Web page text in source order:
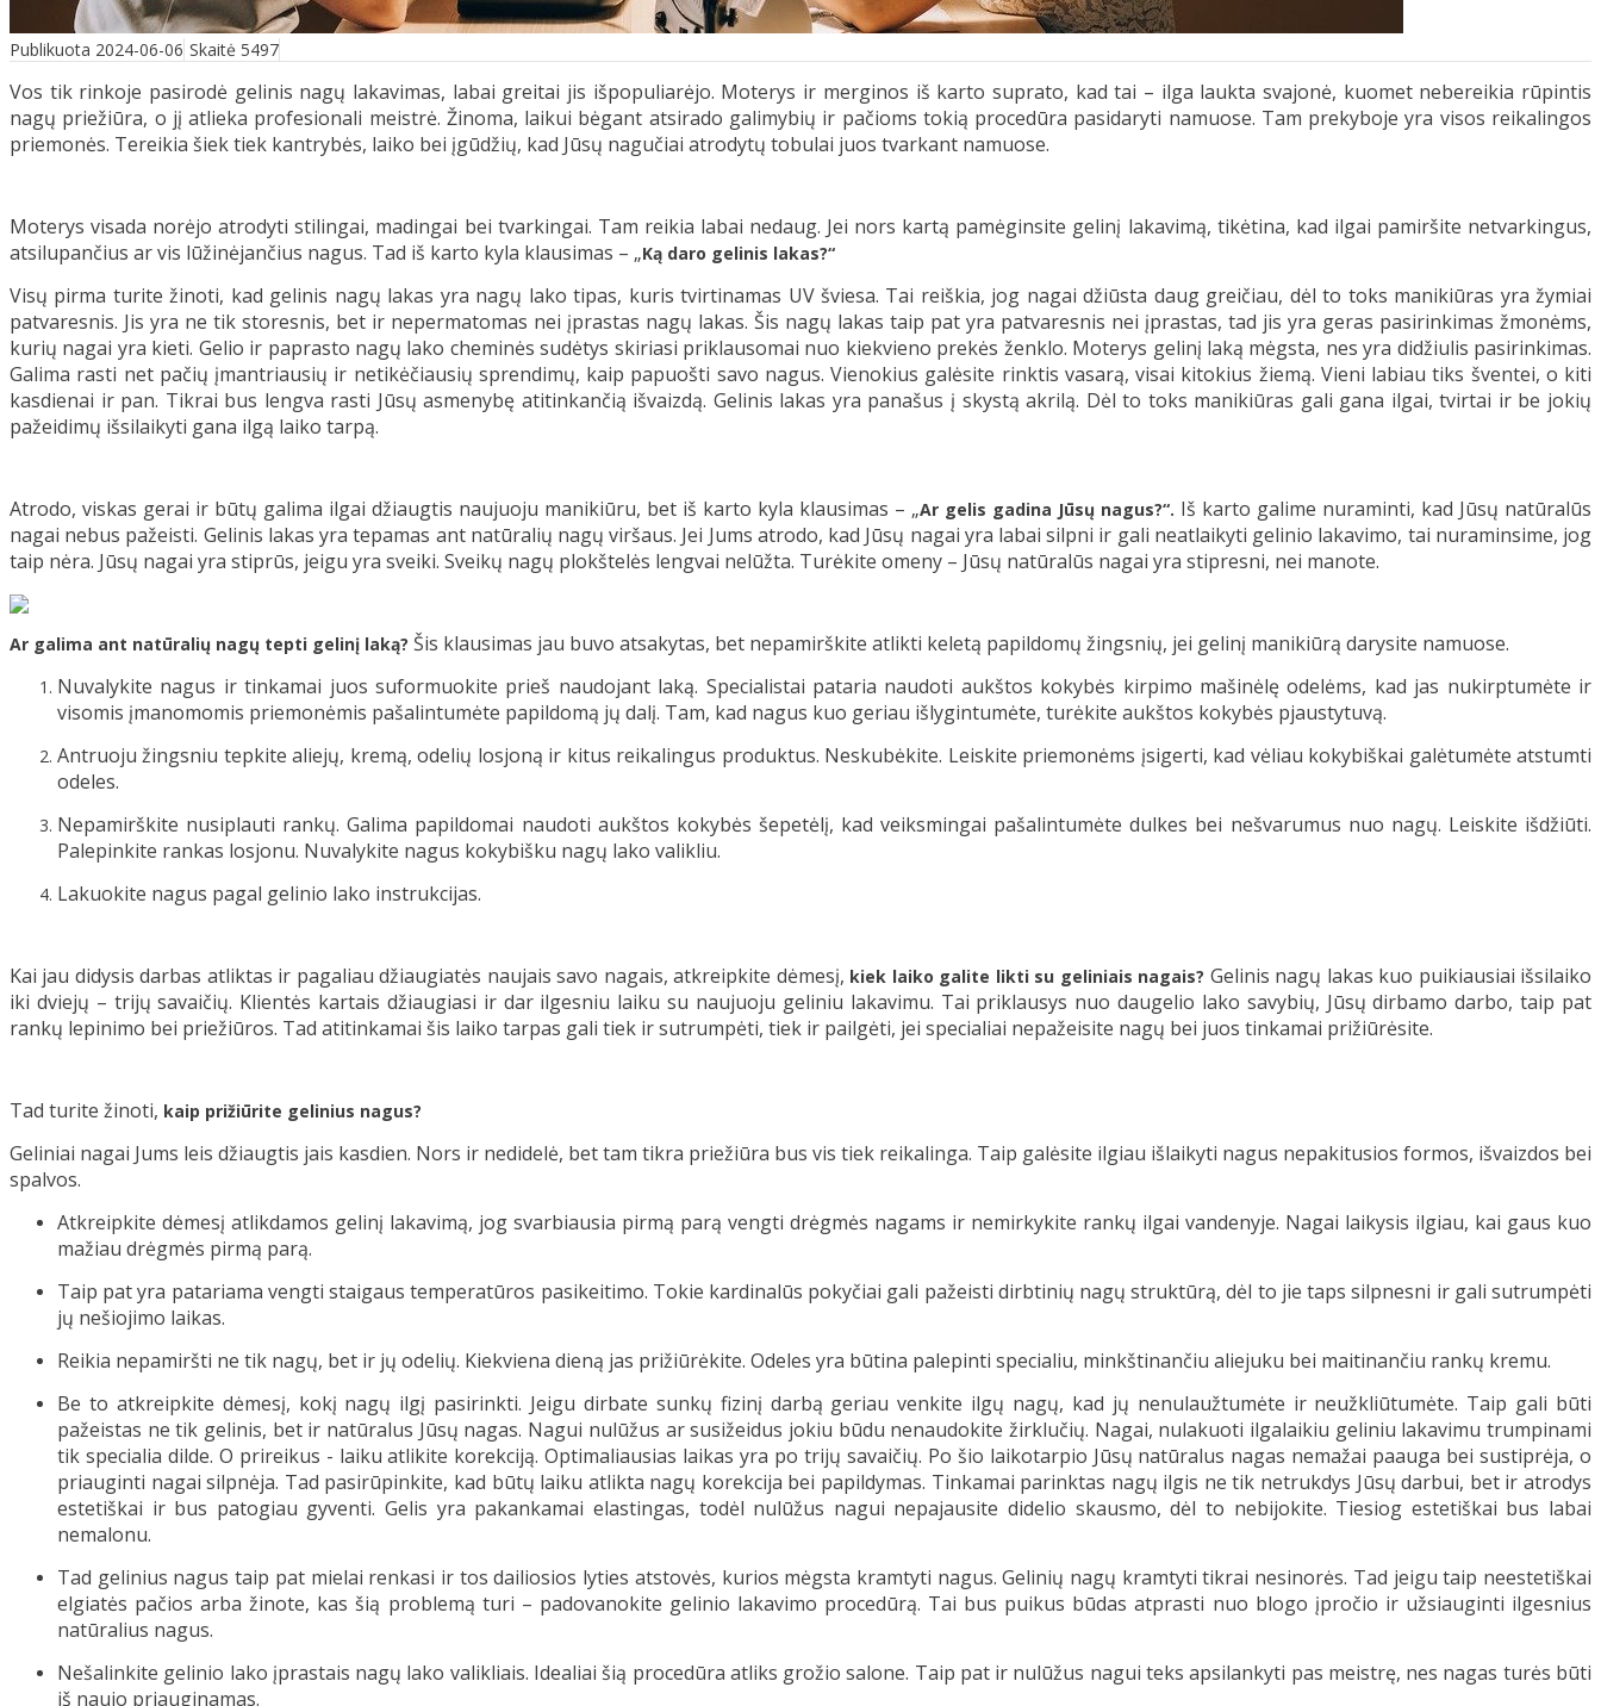
Publikuota 2024-06-06 Skaitė 5497
Vos tik rinkoje pasirodė gelinis nagų lakavimas, labai greitai jis išpopuliarėjo. Moterys ir merginos iš karto suprato, kad tai – ilga laukta svajonė, kuomet nebereikia rūpintis
nagų priežiūra, o jį atlieka profesionali meistrė. Žinoma, laikui bėgant atsirado galimybių ir pačioms tokią procedūra pasidaryti namuose. Tam prekyboje yra visos reikalingos
priemonės. Tereikia šiek tiek kantrybės, laiko bei įgūdžių, kad Jūsų nagučiai atrodytų tobulai juos tvarkant namuose.
Moterys visada norėjo atrodyti stilingai, madingai bei tvarkingai. Tam reikia labai nedaug. Jei nors kartą pamėginsite gelinį lakavimą, tikėtina, kad ilgai pamiršite netvarkingus,
atsilupančius ar vis lūžinėjančius nagus. Tad iš karto kyla klausimas – „Ką daro gelinis lakas?“
Visų pirma turite žinoti, kad gelinis nagų lakas yra nagų lako tipas, kuris tvirtinamas UV šviesa. Tai reiškia, jog nagai džiūsta daug greičiau, dėl to toks manikiūras yra žymiai
patvaresnis. Jis yra ne tik storesnis, bet ir nepermatomas nei įprastas nagų lakas. Šis nagų lakas taip pat yra patvaresnis nei įprastas, tad jis yra geras pasirinkimas žmonėms,
kurių nagai yra kieti. Gelio ir paprasto nagų lako cheminės sudėtys skiriasi priklausomai nuo kiekvieno prekės ženklo. Moterys gelinį laką mėgsta, nes yra didžiulis pasirinkimas.
Galima rasti net pačių įmantriausių ir netikėčiausių sprendimų, kaip papuošti savo nagus. Vienokius galėsite rinktis vasarą, visai kitokius žiemą. Vieni labiau tiks šventei, o kiti
kasdienai ir pan. Tikrai bus lengva rasti Jūsų asmenybę atitinkančią išvaizdą. Gelinis lakas yra panašus į skystą akrilą. Dėl to toks manikiūras gali gana ilgai, tvirtai ir be jokių
pažeidimų išsilaikyti gana ilgą laiko tarpą.
Atrodo, viskas gerai ir būtų galima ilgai džiaugtis naujuoju manikiūru, bet iš karto kyla klausimas – „Ar gelis gadina Jūsų nagus?“. Iš karto galime nuraminti, kad Jūsų natūralūs
nagai nebus pažeisti. Gelinis lakas yra tepamas ant natūralių nagų viršaus. Jei Jums atrodo, kad Jūsų nagai yra labai silpni ir gali neatlaikyti gelinio lakavimo, tai nuraminsime, jog
taip nėra. Jūsų nagai yra stiprūs, jeigu yra sveiki. Sveikų nagų plokštelės lengvai nelūžta. Turėkite omeny – Jūsų natūralūs nagai yra stipresni, nei manote.
Ar galima ant natūralių nagų tepti gelinį laką? Šis klausimas jau buvo atsakytas, bet nepamirškite atlikti keletą papildomų žingsnių, jei gelinį manikiūrą darysite namuose.
Nuvalykite nagus ir tinkamai juos suformuokite prieš naudojant laką. Specialistai pataria naudoti aukštos kokybės kirpimo mašinėlę odelėms, kad jas nukirptumėte ir
visomis įmanomomis priemonėmis pašalintumėte papildomą jų dalį. Tam, kad nagus kuo geriau išlygintumėte, turėkite aukštos kokybės pjaustytuvą.
Antruoju žingsniu tepkite aliejų, kremą, odelių losjoną ir kitus reikalingus produktus. Neskubėkite. Leiskite priemonėms įsigerti, kad vėliau kokybiškai galėtumėte atstumti
odeles.
Nepamirškite nusiplauti rankų. Galima papildomai naudoti aukštos kokybės šepetėlį, kad veiksmingai pašalintumėte dulkes bei nešvarumus nuo nagų. Leiskite išdžiūti.
Palepinkite rankas losjonu. Nuvalykite nagus kokybišku nagų lako valikliu.
Lakuokite nagus pagal gelinio lako instrukcijas.
Kai jau didysis darbas atliktas ir pagaliau džiaugiatės naujais savo nagais, atkreipkite dėmesį, kiek laiko galite likti su geliniais nagais? Gelinis nagų lakas kuo puikiausiai išsilaiko
iki dviejų – trijų savaičių. Klientės kartais džiaugiasi ir dar ilgesniu laiku su naujuoju geliniu lakavimu. Tai priklausys nuo daugelio lako savybių, Jūsų dirbamo darbo, taip pat
rankų lepinimo bei priežiūros. Tad atitinkamai šis laiko tarpas gali tiek ir sutrumpėti, tiek ir pailgėti, jei specialiai nepažeisite nagų bei juos tinkamai prižiūrėsite.
Tad turite žinoti, kaip prižiūrite gelinius nagus?
Geliniai nagai Jums leis džiaugtis jais kasdien. Nors ir nedidelė, bet tam tikra priežiūra bus vis tiek reikalinga. Taip galėsite ilgiau išlaikyti nagus nepakitusios formos, išvaizdos bei
spalvos.
Atkreipkite dėmesį atlikdamos gelinį lakavimą, jog svarbiausia pirmą parą vengti drėgmės nagams ir nemirkykite rankų ilgai vandenyje. Nagai laikysis ilgiau, kai gaus kuo
mažiau drėgmės pirmą parą.
Taip pat yra patariama vengti staigaus temperatūros pasikeitimo. Tokie kardinalūs pokyčiai gali pažeisti dirbtinių nagų struktūrą, dėl to jie taps silpnesni ir gali sutrumpėti
jų nešiojimo laikas.
Reikia nepamiršti ne tik nagų, bet ir jų odelių. Kiekviena dieną jas prižiūrėkite. Odeles yra būtina palepinti specialiu, minkštinančiu aliejuku bei maitinančiu rankų kremu.
Be to atkreipkite dėmesį, kokį nagų ilgį pasirinkti. Jeigu dirbate sunkų fizinį darbą geriau venkite ilgų nagų, kad jų nenulaužtumėte ir neužkliūtumėte. Taip gali būti
pažeistas ne tik gelinis, bet ir natūralus Jūsų nagas. Nagui nulūžus ar susižeidus jokiu būdu nenaudokite žirklučių. Nagai, nulakuoti ilgalaikiu geliniu lakavimu trumpinami
tik specialia dilde. O prireikus - laiku atlikite korekciją. Optimaliausias laikas yra po trijų savaičių. Po šio laikotarpio Jūsų natūralus nagas nemažai paauga bei sustiprėja, o
priauginti nagai silpnėja. Tad pasirūpinkite, kad būtų laiku atlikta nagų korekcija bei papildymas. Tinkamai parinktas nagų ilgis ne tik netrukdys Jūsų darbui, bet ir atrodys
estetiškai ir bus patogiau gyventi. Gelis yra pakankamai elastingas, todėl nulūžus nagui nepajausite didelio skausmo, dėl to nebijokite. Tiesiog estetiškai bus labai
nemalonu.
Tad gelinius nagus taip pat mielai renkasi ir tos dailiosios lyties atstovės, kurios mėgsta kramtyti nagus. Gelinių nagų kramtyti tikrai nesinorės. Tad jeigu taip neestetiškai
elgiatės pačios arba žinote, kas šią problemą turi – padovanokite gelinio lakavimo procedūrą. Tai bus puikus būdas atprasti nuo blogo įpročio ir užsiauginti ilgesnius
natūralius nagus.
Nešalinkite gelinio lako įprastais nagų lako valikliais. Idealiai šią procedūra atliks grožio salone. Taip pat ir nulūžus nagui teks apsilankyti pas meistrę, nes nagas turės būti
iš naujo priauginamas.